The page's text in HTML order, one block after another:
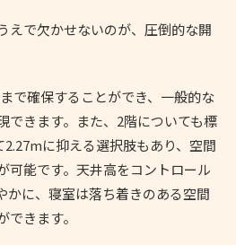
えで欠かせないのが、圧倒的な開
で確保することができ、一般的な
できます。また、2階についても標
に抑える選択肢もあり、空間
可能です。天井高をコントロール
かに、寝室は落ち着きのある空間
きます。